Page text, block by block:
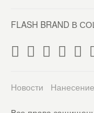
FLASH BRAND В
Новости Нанесение